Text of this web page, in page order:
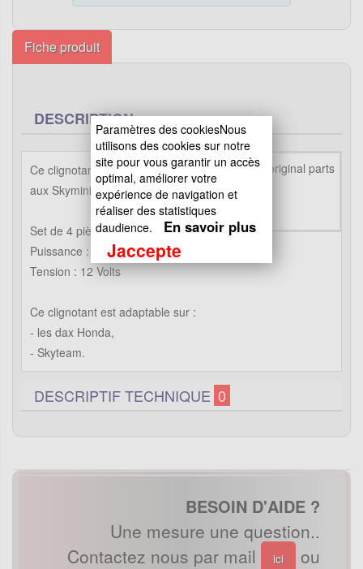
Fiche produit
DESCRIPTION
Ce clignotant Avant / Arrièret est adapté
aux Skymini Skyteam 50 et 125cc
Set de 4 pièces
Puissance : 10w
Tension : 12 Volts
Ce clignotant est adaptable sur :
- les dax Honda,
- Skyteam.
DESCRIPTIF TECHNIQUE 0
BESOIN D'AIDE ?
Une mesure une question..
Contactez nous par mail
ici
ou
Paramètres des cookiesNous
utilisons des cookies sur notre
site pour vous garantir un accès
optimal, améliorer votre
expérience de navigation et
réaliser des statistiques
daudience.
En savoir plus
Jaccepte